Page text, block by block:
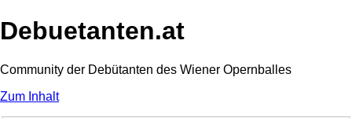
Debuetanten.at
Community der Debütanten des Wiener Opernballes
Zum Inhalt